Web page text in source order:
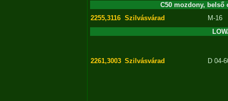
C50 mozdony, belső
2255,3116 Szilvásvárad
M-16
2261,3003 Szilvásvárad D 04-